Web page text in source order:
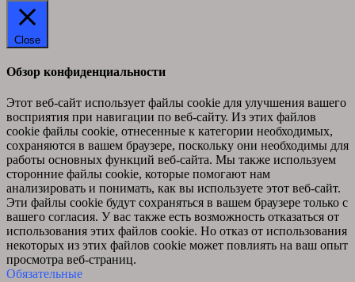
Close
Обзор конфиденциальности
Этот веб-сайт использует файлы cookie для улучшения вашего
восприятия при навигации по веб-сайту. Из этих файлов
cookie файлы cookie, отнесенные к категории необходимых,
сохраняются в вашем браузере, поскольку они необходимы для
работы основных функций веб-сайта. Мы также используем
сторонние файлы cookie, которые помогают нам
анализировать и понимать, как вы используете этот веб-сайт.
Эти файлы cookie будут сохраняться в вашем браузере только с
вашего согласия. У вас также есть возможность отказаться от
использования этих файлов cookie. Но отказ от использования
некоторых из этих файлов cookie может повлиять на ваш опыт
просмотра веб-страниц.
Обязательные